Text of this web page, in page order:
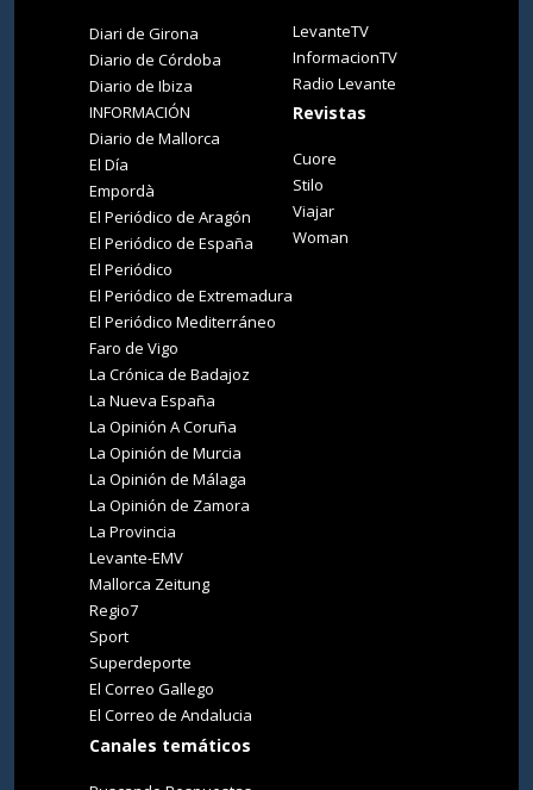
Diari de Girona
Diario de Córdoba
Diario de Ibiza
INFORMACIÓN
Diario de Mallorca
El Día
Empordà
El Periódico de Aragón
El Periódico de España
El Periódico
El Periódico de Extremadura
El Periódico Mediterráneo
Faro de Vigo
La Crónica de Badajoz
La Nueva España
La Opinión A Coruña
La Opinión de Murcia
La Opinión de Málaga
La Opinión de Zamora
La Provincia
Levante-EMV
Mallorca Zeitung
Regio7
Sport
Superdeporte
El Correo Gallego
El Correo de Andalucia
Canales temáticos
LevanteTV
InformacionTV
Radio Levante
Revistas
Cuore
Stilo
Viajar
Woman